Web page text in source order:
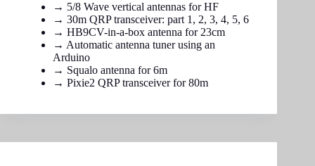
→ 5/8 Wave vertical antennas for HF
→ 30m QRP transceiver: part 1 , 2, 3, 4, 5, 6
→ HB9CV-in-a-box antenna for 23cm
→ Automatic antenna tuner using an
Arduino
→ Squalo antenna for 6m
→ Pixie2 QRP transceiver for 80m